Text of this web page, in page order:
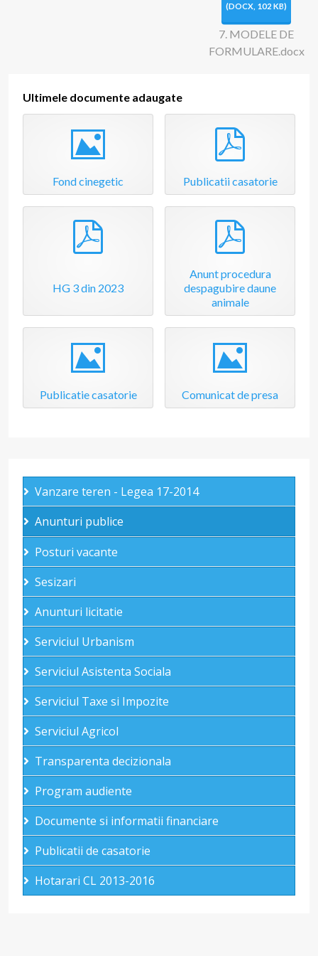
t
(DOCX, 102 KB)
7. MODELE DE
FORMULARE.docx
Ultimele documente adaugate
Fond cinegetic Publicatii casatorie
HG 3 din 2023
Anunt procedura
despagubire daune
animale
Publicatie casatorie Comunicat de presa
Vanzare teren - Legea 17-2014
Anunturi publice
Posturi vacante
Sesizari
Anunturi licitatie
Serviciul Urbanism
Serviciul Asistenta Sociala
Serviciul Taxe si Impozite
Serviciul Agricol
Transparenta decizionala
Program audiente
Documente si informatii financiare
Publicatii de casatorie
Hotarari CL 2013-2016